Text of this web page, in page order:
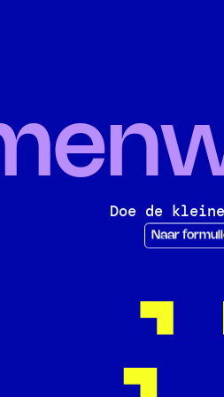
Doe de
Naar